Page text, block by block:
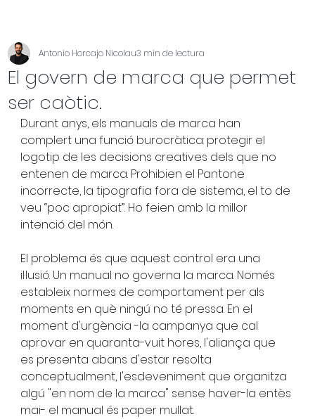
El govern de marca que permet
ser caòtic.
Antonio Horcajo Nicolau3 min de lectura
Durant anys, els manuals de marca han
complert una funció burocràtica: protegir el
logotip de les decisions creatives dels que no
entenen de marca. Prohibien el Pantone
incorrecte, la tipografia fora de sistema, el to de
veu “poc apropiat”. Ho feien amb la millor
intenció del món.
El problema és que aquest control era una
il·lusió. Un manual no governa la marca. Només
estableix normes de comportament per als
moments en què ningú no té pressa. En el
moment d'urgència -la campanya que cal
aprovar en quaranta-vuit hores, l'aliança que
es presenta abans d'estar resolta
conceptualment, l'esdeveniment que organitza
algú "en nom de la marca" sense haver-la entès
mai- el manual és paper mullat.